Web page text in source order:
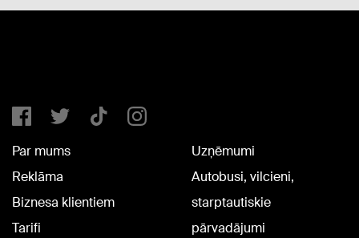
Par mums
Reklāma
Biznesa klientiem
Tarifi
Uzņēmumi
Autobusi, vilcieni,
starptautiskie
pārvadājumi